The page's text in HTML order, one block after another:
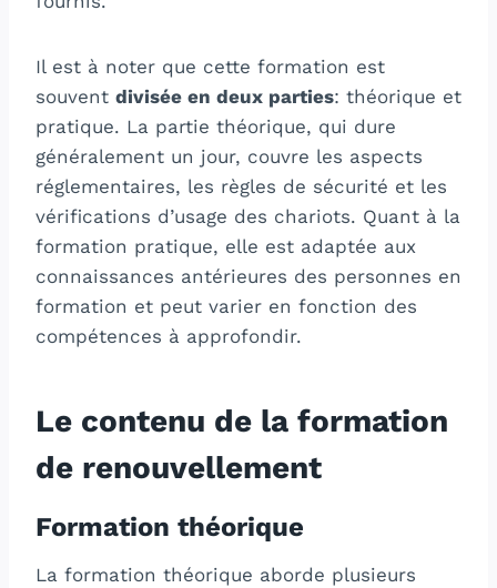
Il est à noter que cette formation est
souvent divisée en deux parties: théorique et
pratique. La partie théorique, qui dure
généralement un jour, couvre les aspects
réglementaires, les règles de sécurité et les
vérifications d’usage des chariots. Quant à la
formation pratique, elle est adaptée aux
connaissances antérieures des personnes en
formation et peut varier en fonction des
compétences à approfondir.
Le contenu de la formation
de renouvellement
Formation théorique
La formation théorique aborde plusieurs